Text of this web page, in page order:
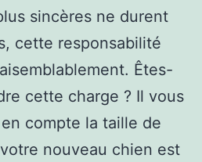
sincères ne durent
cette responsabilité
Êtes-
cette charge ? Il vous
compte la taille de
nouveau chien est